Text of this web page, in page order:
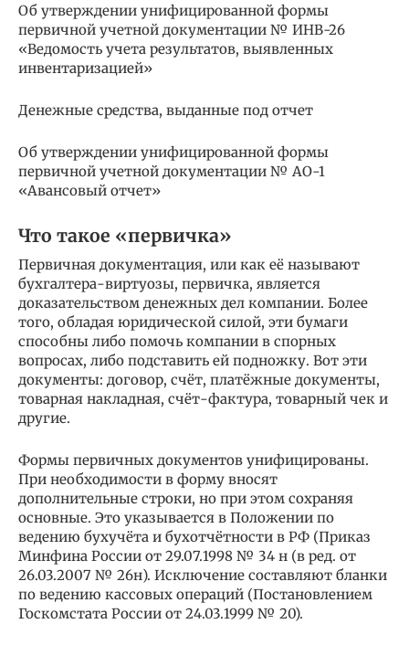
Об утверждении унифицированной формы
первичной учетной документации № ИНВ-26
«Ведомость учета результатов, выявленных
инвентаризацией»
Денежные средства, выданные под отчет
Об утверждении унифицированной формы
первичной учетной документации № АО-1
«Авансовый отчет»
Что такое «первичка»
Первичная документация, или как её называют
бухгалтера-виртуозы, первичка, является
доказательством денежных дел компании. Более
того, обладая юридической силой, эти бумаги
способны либо помочь компании в спорных
вопросах, либо подставить ей подножку. Вот эти
документы: договор, счёт, платёжные документы,
товарная накладная, счёт-фактура, товарный чек и
другие.
Формы первичных документов унифицированы.
При необходимости в форму вносят
дополнительные строки, но при этом сохраняя
основные. Это указывается в Положении по
ведению бухучёта и бухотчётности в РФ (Приказ
Минфина России от 29.07.1998 № 34 н (в ред. от
26.03.2007 № 26н). Исключение составляют бланки
по ведению кассовых операций (Постановлением
Госкомстата России от 24.03.1999 № 20).